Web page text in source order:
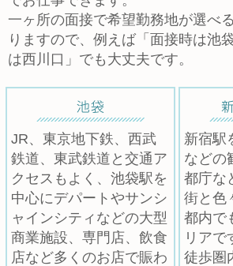
一ヶ所の面接で希望勤務地が選べ
りますので、例えば「面接時は池
は西川口」でも大丈夫です。
JR、東京地下鉄、西武
鉄道、東武鉄道と交通ア
クセスもよく、池袋駅を
中心にデパートやサンシ
ャインシティなどの大型
商業施設、専門店、飲食
店など多くのお店で賑わ
新宿駅
などの
都庁な
街と色
都内で
リアで
徒歩圏